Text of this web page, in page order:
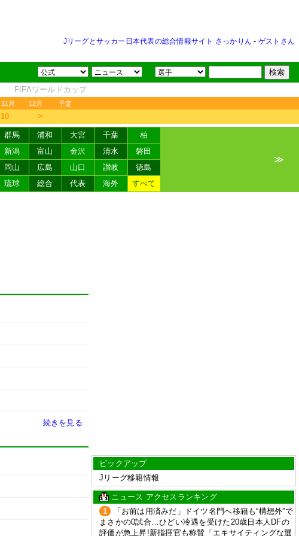
Jリーグとサッカー日本代表の総合情報サイト さっかりん - ゲストさん
FIFAワールドカップ
11月 12月 予定
10 ＞
群馬 浦和 大宮 千葉
柏
新潟 富山 金沢 清水
磐田
岡山 広島 山口 讃岐
徳島
琉球 総合 代表 海外 すべて
≫
続きを見る
ピックアップ
Jリーグ移籍情報
ニュース アクセスランキング
1
「お前は用済みだ」ドイツ名門へ移籍も“構想外”で
まさかの0試合…ひどい冷遇を受けた20歳日本人DFの
評価が急上昇!新指揮官も称賛「エキサイティングな選